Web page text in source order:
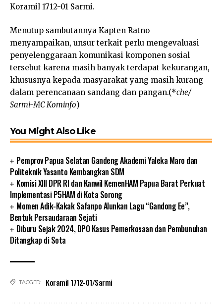
Koramil 1712-01 Sarmi.
Menutup sambutannya Kapten Ratno
menyampaikan, unsur terkait perlu mengevaluasi
penyelenggaraan komunikasi komponen sosial
tersebut karena masih banyak terdapat kekurangan,
khususnya kepada masyarakat yang masih kurang
dalam perencanaan sandang dan pangan.(*che/
Sarmi-MC Kominfo)
You Might Also Like
Pemprov Papua Selatan Gandeng Akademi Yaleka Maro dan
Politeknik Yasanto Kembangkan SDM
Komisi XIII DPR RI dan Kanwil KemenHAM Papua Barat Perkuat
Implementasi P5HAM di Kota Sorong
Momen Adik-Kakak Safanpo Alunkan Lagu “Gandong Ee”,
Bentuk Persaudaraan Sejati
Diburu Sejak 2024, DPO Kasus Pemerkosaan dan Pembunuhan
Ditangkap di Sota
TAGGED: Koramil 1712-01/Sarmi